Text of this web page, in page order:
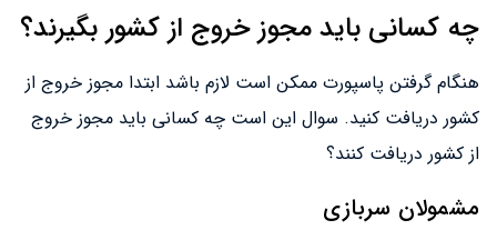
چه کسانی باید مجوز خروج از کشور بگیرند؟
هنگام گرفتن پاسپورت ممکن است لازم باشد ابتدا مجوز خروج از
کشور دریافت کنید. سوال این است چه کسانی باید مجوز خروج
از کشور دریافت کنند؟
مشمولان سربازی